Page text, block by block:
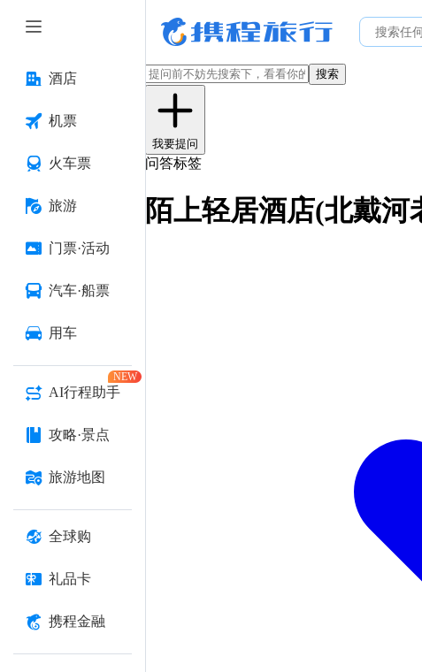
酒店
机票
火车票
旅游
门票·活动
汽车·船票
用车
AI行程助手
NEW
攻略·景点
旅游地图
全球购
礼品卡
携程金融
搜索
我要提问
问答标签
陌上轻居酒店(北戴